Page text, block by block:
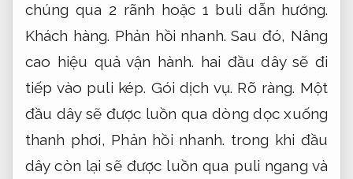
chúng qua 2 rãnh hoặc 1 buli dẫn hướng.
Khách hàng. Phản hồi nhanh. Sau đó, Nâng
cao hiệu quả vận hành. hai đầu dây sẽ đi
tiếp vào puli kép. Gói dịch vụ. Rõ ràng. Một
đầu dây sẽ được luồn qua dòng dọc xuống
thanh phơi, Phản hồi nhanh. trong khi đầu
dây còn lại sẽ được luồn qua puli ngang và